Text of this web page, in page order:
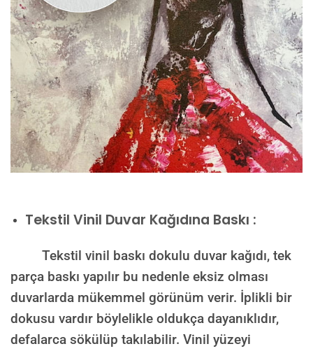
Tekstil Vinil Duvar Kağıdına Baskı :
Tekstil vinil baskı dokulu duvar kağıdı, tek
parça baskı yapılır bu nedenle eksiz olması
duvarlarda mükemmel görünüm verir. İplikli bir
dokusu vardır böylelikle oldukça dayanıklıdır,
defalarca sökülüp takılabilir. Vinil yüzeyi